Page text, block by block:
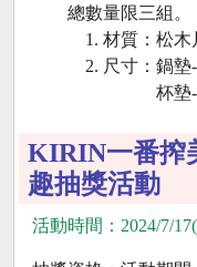
總數量限三組。
材質：松木
尺寸：鍋墊-
杯墊-
KIRIN一番搾
趣抽獎活動
活動時間：2024/7/